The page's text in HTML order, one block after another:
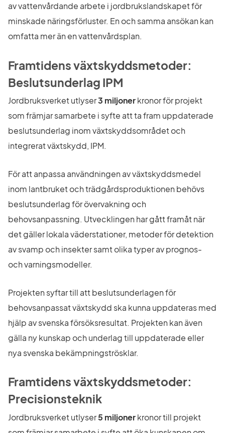
av vattenvårdande arbete i jordbrukslandskapet för
minskade näringsförluster. En och samma ansökan kan
omfatta mer än en vattenvårdsplan.
Framtidens växtskyddsmetoder:
Beslutsunderlag IPM
Jordbruksverket utlyser 3 miljoner kronor för projekt
som främjar samarbete i syfte att ta fram uppdaterade
beslutsunderlag inom växtskyddsområdet och
integrerat växtskydd, IPM.
För att anpassa användningen av växtskyddsmedel
inom lantbruket och trädgårdsproduktionen behövs
beslutsunderlag för övervakning och
behovsanpassning. Utvecklingen har gått framåt när
det gäller lokala väderstationer, metoder för detektion
av svamp och insekter samt olika typer av prognos-
och varningsmodeller.
Projekten syftar till att beslutsunderlagen för
behovsanpassat växtskydd ska kunna uppdateras med
hjälp av svenska försöksresultat. Projekten kan även
gälla ny kunskap och underlag till uppdaterade eller
nya svenska bekämpningströsklar.
Framtidens växtskyddsmetoder:
Precisionsteknik
Jordbruksverket utlyser 5 miljoner kronor till projekt